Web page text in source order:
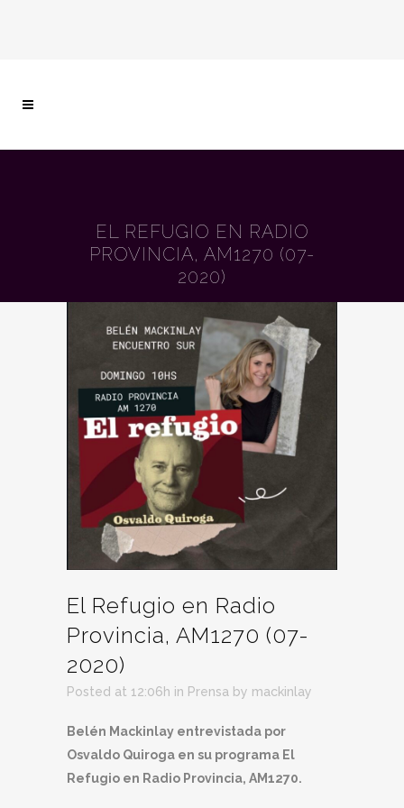
EL REFUGIO EN RADIO
PROVINCIA, AM1270 (07-
2020)
El Refugio en Radio
Provincia, AM1270 (07-
2020)
Posted at 12:06h in Prensa by mackinlay
Belén Mackinlay entrevistada por
Osvaldo Quiroga en su programa El
Refugio en Radio Provincia, AM1270.